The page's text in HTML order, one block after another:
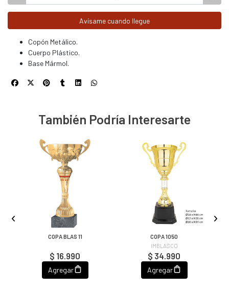
Avísame cuando llegue
Copón Metálico.
Cuerpo Plástico.
Base Mármol.
También Podría Interesarte
COPA BLAS 11
$ 16.990
Agregar
COPA 1050
IMBLASCO
$ 34.990
Agregar